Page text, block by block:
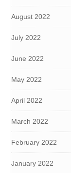
August 2022
July 2022
June 2022
May 2022
April 2022
March 2022
February 2022
January 2022